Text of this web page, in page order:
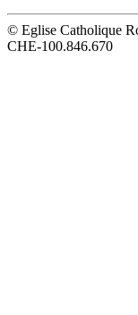
© Eglise Catholique
CHE-100.846.670